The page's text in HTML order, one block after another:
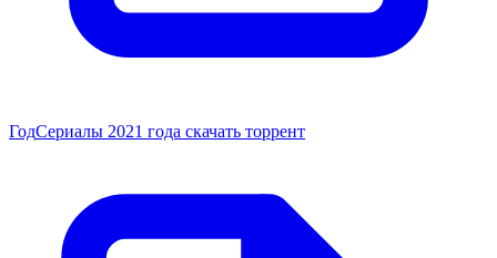
ГодСериалы 2021 года скачать торрент